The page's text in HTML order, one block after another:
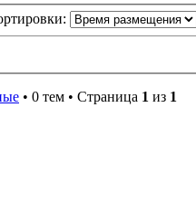
• 0 тем • Страница 1 из 1